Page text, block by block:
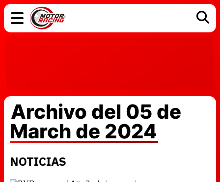
Archivo del 05 de
March de 2024
NOTICIAS